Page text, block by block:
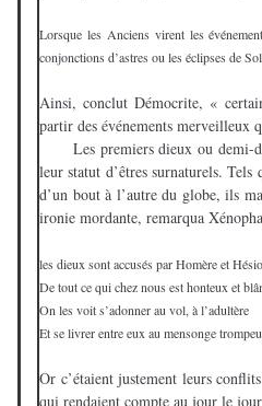
Lorsque les Anciens virent les
conjonctions d’astres ou les éclipses de
Ainsi, conclut Démocrite, «
partir des événements merveilleux
Les premiers dieux ou demi-
leur statut d’êtres surnaturels.
d’un bout à l’autre du globe, ils
ironie mordante, remarqua
les dieux sont accusés par Homère et
De tout ce qui chez nous est honteux et
On les voit s’adonner au vol, à l’adultère
Et se livrer entre eux au mensonge
Or c’étaient justement leurs
qui rendaient compte au jour le